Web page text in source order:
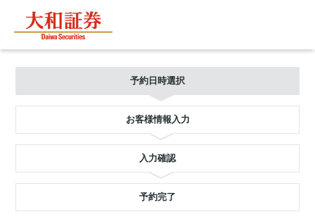
予約日時選択
お客様情報入力
入力確認
予約完了